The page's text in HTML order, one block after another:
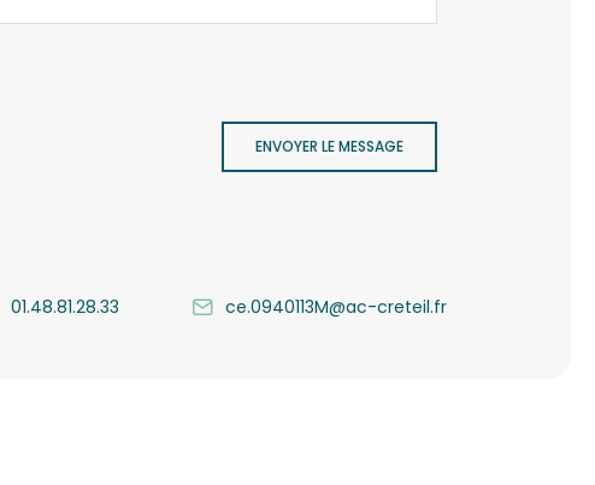
ENVOYER LE MESSAGE
01.48.81.28.33 ce.0940113M@ac-creteil.fr